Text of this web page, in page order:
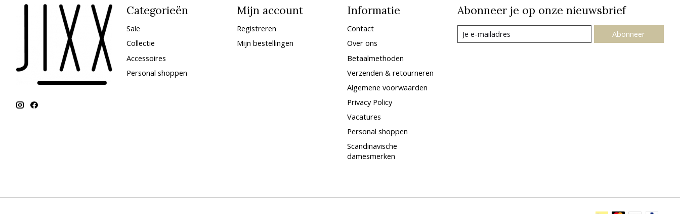
Categorieën
Sale
Collectie
Accessoires
Personal shoppen
Mijn account
Registreren
Mijn bestellingen
Informatie
Contact
Over ons
Betaalmethoden
Verzenden & retourneren
Algemene voorwaarden
Privacy Policy
Vacatures
Personal shoppen
Scandinavische
damesmerken
Abonneer je op onze nieuwsbrief
Abonneer